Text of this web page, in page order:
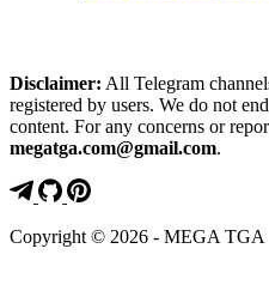
Disclaimer: All Telegram
registered by users. We do not
content. For any concerns or
megatga.com@gmail.com.
Copyright © 2026 - MEGA TGA